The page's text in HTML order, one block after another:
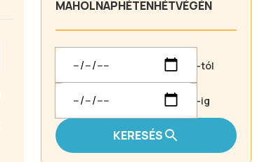
MAHOLNAPHÉTENHÉTVÉGÉN
-tól
-ig
KERESÉS